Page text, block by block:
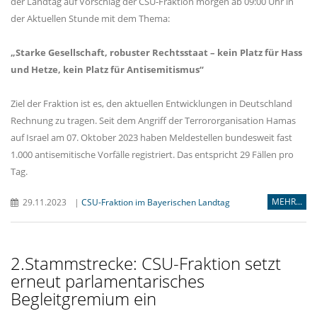
der Aktuellen Stunde mit dem Thema:
Starke Gesellschaft, robuster Rechtsstaat – kein Platz für Hass
und Hetze, kein Platz für Antisemitismus“
Ziel der Fraktion ist es, den aktuellen Entwicklungen in Deutschland
Rechnung zu tragen. Seit dem Angriff der Terrororganisation Hamas
auf Israel am 07. Oktober 2023 haben Meldestellen bundesweit fast
1.000 antisemitische Vorfälle registriert. Das entspricht 29 Fällen pro
Tag.
29.11.2023 | CSU-Fraktion im Bayerischen Landtag MEHR...
2.Stammstrecke: CSU-Fraktion setzt
erneut parlamentarisches
Begleitgremium ein